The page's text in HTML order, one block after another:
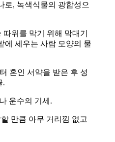
로, 녹색식물의 광합성으
위를 막기 위해 막대기
에 세우는 사람 모양의 물
혼인 서약을 받은 후 성
.
운수의 기세.
만큼 아무 거리낌 없고